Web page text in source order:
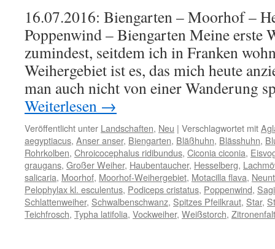
Herbst
16.07.2016: Biengarten – Moorhof –
Poppenwind – Biengarten Meine erste
zumindest, seitdem ich in Franken
Weihergebiet ist es, das mich heute
man auch nicht von einer Wanderung
Weiterlesen →
Veröffentlicht unter Landschaften, Neu | Verschlagwortet mit
aegyptiacus, Anser anser, Biengarten, Bläßhuhn, Blässhuhn,
Rohrkolben, Chroicocephalus ridibundus, Ciconia ciconia,
graugans, Großer Weiher, Haubentaucher, Hesselberg,
salicaria, Moorhof, Moorhof-Weihergebiet, Motacilla flava,
Pelophylax kl. esculentus, Podiceps cristatus, Poppenwind,
Schlattenweiher, Schwalbenschwanz, Spitzes Pfeilkraut, Star,
Teichfrosch, Typha latifolia, Vockweiher, Weißstorch,